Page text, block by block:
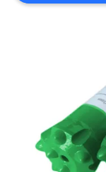
PRIVACY
POLICY